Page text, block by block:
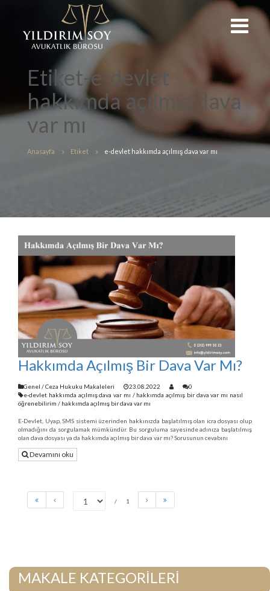
Etiket-e-devlet
hakkımda açılmış dava
var mı
Anasayfa Etiket e-devlet hakkımda açılmış dava var mı
Hakkımda Açılmış Bir Dava Var Mı?
Genel /Ceza Hukuku Makaleleri 23.08.2022
0
e-devlet hakkımda açılmış dava var mı / hakkımda açılmış bir dava var mı nasıl
öğrenebilirim / hakkımda açılmış bir dava var mı
E-Devlet, Uyap, SMS sistemi üzerinden hakkınızda başlatılmış olan icra dosyası olup
olmadığını da sorgulamak mümkündür. Bu sorguluma sayesinde adınıza başlatılmış
olan dava dosyası ya da hakkımda açılmış bir dava var mı? Sorusunun cevabını
Devamını oku
1
MAKALE KATEGORİLERİ